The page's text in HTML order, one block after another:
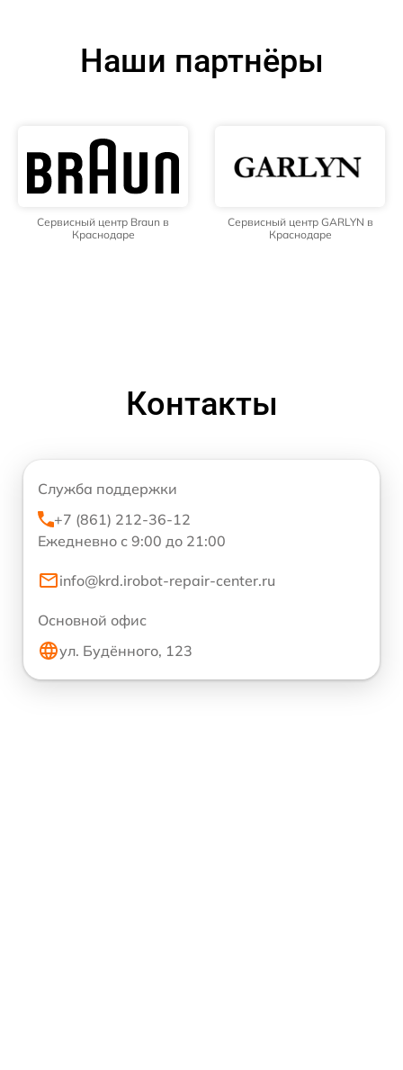
Наши партнёры
Сервисный центр Braun в
Краснодаре
Сервисный центр GARLYN в
Краснодаре
Контакты
Служба поддержки
+7 (861) 212-36-12
Ежедневно с 9:00 до 21:00
info@krd.irobot-repair-center.ru
Основной офис
ул. Будённого, 123